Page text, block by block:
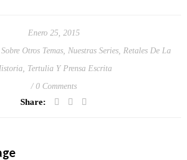
Enero 25, 2015
Otros Temas Nuestras Series Retales De La
Tertulia Y Prensa Escrita
0 Comments
Share: